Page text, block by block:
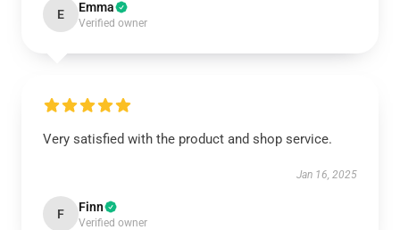
E Emma
Verified owner
Very satisfied with the product and shop service.
Jan 16, 2025
F Finn
Verified owner